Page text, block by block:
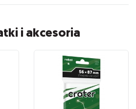
i akcesoria